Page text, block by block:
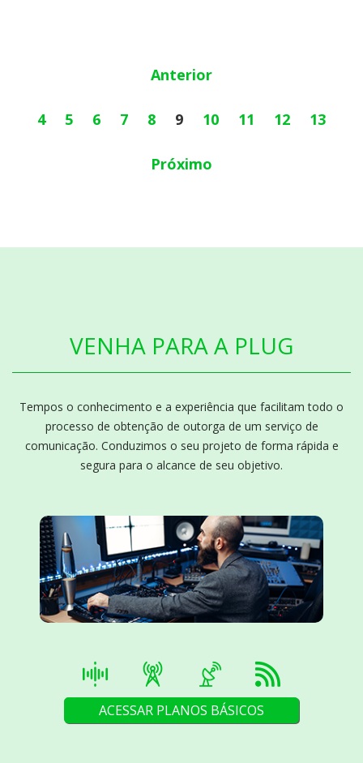
Anterior
4 5 6 7 8 9 10 11 12 13
Próximo
VENHA PARA A PLUG
Tempos o conhecimento e a experiência que facilitam todo o
processo de obtenção de outorga de um serviço de
comunicação. Conduzimos o seu projeto de forma rápida e
segura para o alcance de seu objetivo.
ACESSAR PLANOS BÁSICOS